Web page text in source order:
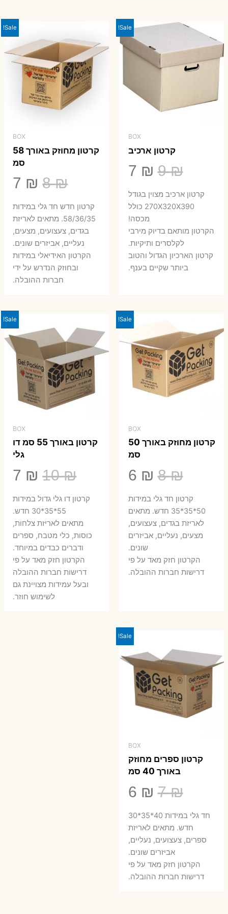
29 ₪.
23 ₪.
Sale!
BOX
קרטון ארכיב
9₪
המחיר
המקורי
היה:
9 ₪.
7 ₪
הנוכחי
הוא:
קרטון ארכיב מצוין בגודל
270X320X390 כולל
מכסה!
הקרטון מותאם בדיוק מירבי
לקלסרים ותיקיות.
קרטון הארכיון הגדול והטוב
ביותר שקיים בענף.
Sale!
BOX
קרטון מחוזק באורך 58
סמ
8₪
היה:
8 ₪.
7 ₪
7 ₪.
קרטון חדש חד גלי במידות
58/36/35. מתאים לאריזת
בגדים, צעצועים, מצעים,
נעליים, אביזרים שונים.
הקרטון האידיאלי במידות
ובחוזק הנדרש על ידי
חברות ההובלה.
Sale!
BOX
קרטון מחוזק באורך 50
סמ
8₪
המחיר
המקורי
היה:
8 ₪.
6 ₪
הנוכחיקרטון חד גלי במידות
50*35*35 חדש. מתאים
לאריזת בגדים, צעצועים,
מצעים, נעליים, אביזרים
שונים.
הקרטון חזק מאד על פי
דרישות חברות ההובלה.
Sale!
BOX
קרטון באורך 55 סמ דו
גלי
10₪
היה:
10 ₪.
7 ₪
7 ₪.
קרטון דו גלי גדול במידות
55*35*30 חדש.
מתאים לאריזת צלחות,
כוסות, כלי מטבח, ספרים
ודברים כבדים במיוחד.
הקרטון חזק מאד על פי
דרישות חברות ההובלה
ובעל עמידות מצויינת גם
לשימוש חוזר.
Sale!
BOX
קרטון ספרים מחוזק
באורך 40 סמ
7₪
המחיר
המקורי
היה:
7 ₪.
6 ₪
הוא:
חד גלי במידות 40*35*30
חדש. מתאים לאריזת
ספרים, צעצועים, נעליים,
אביזרים שונים.
הקרטון חזק מאד על פי
דרישות חברות ההובלה.